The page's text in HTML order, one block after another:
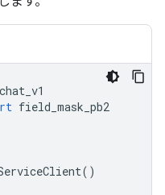
chat_v1
field_mask_pb2
()